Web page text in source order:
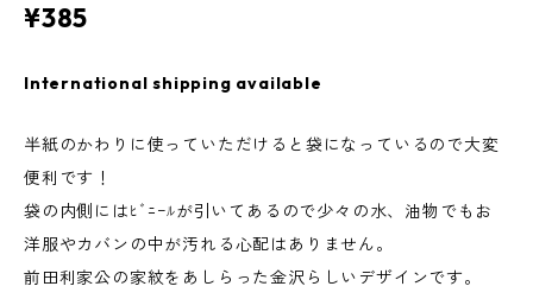
¥385
International shipping available
半紙のかわりに使っていただけると袋になっているので大変
便利です！
袋の内側にはﾋﾞﾆｰﾙが引いてあるので少々の水、油物でもお
洋服やカバンの中が汚れる心配はありません。
前田利家公の家紋をあしらった金沢らしいデザインです。